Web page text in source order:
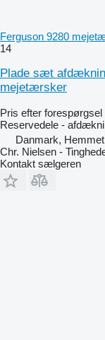
Ferguson 9280
14
Plade sæt
mejetærsker
Pris efter forespørgsel
Reservedele -
Danmark, Hemmet
Chr. Nielsen -
Kontakt sælgeren